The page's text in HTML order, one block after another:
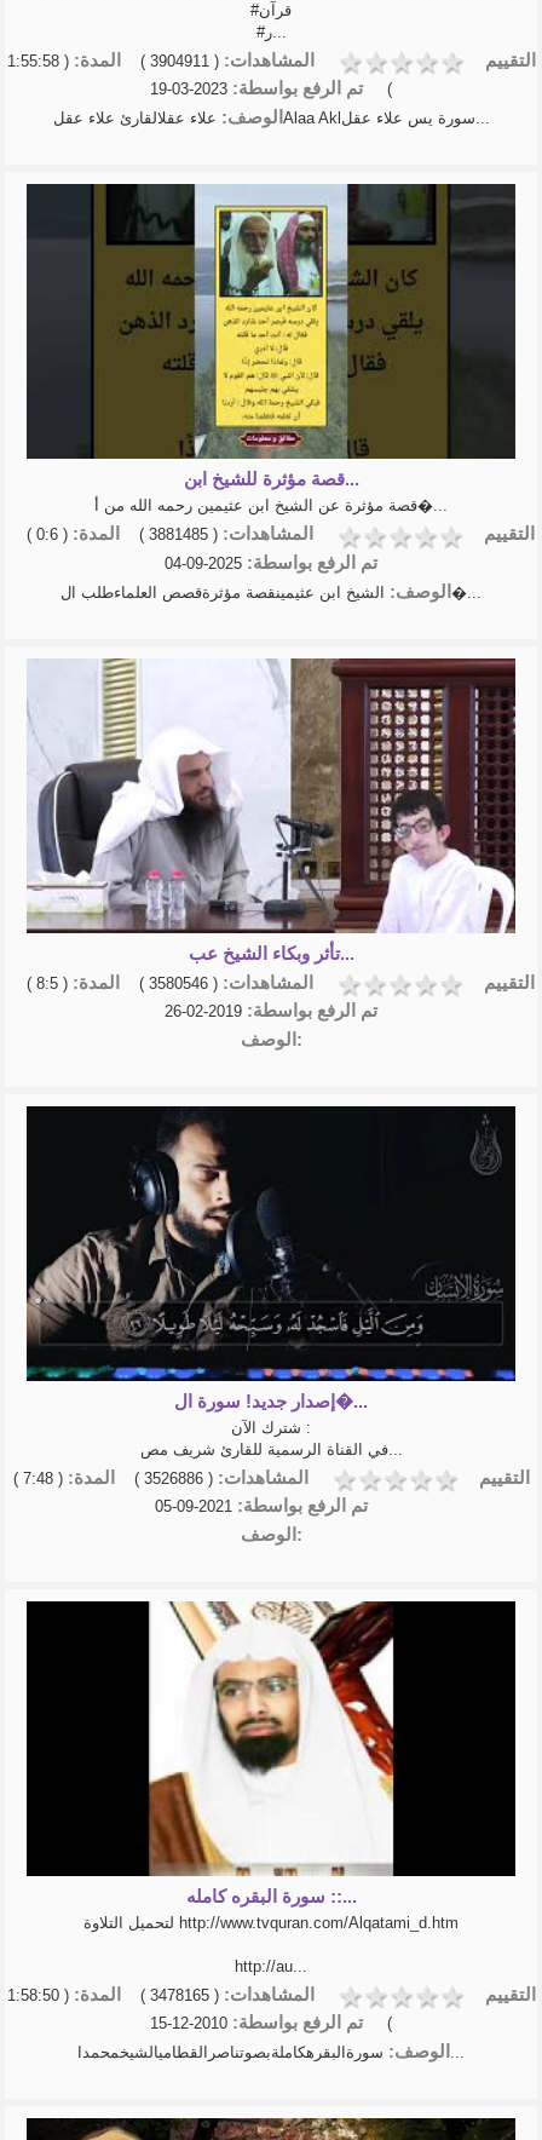
#قرآن
#ر...
التقييم المشاهدات: ( 3904911 ) المدة:
( 1:55:58
)تم الرفع بواسطة:
الوصف: علاء عقلالقارئ علاء عقلAlaa Aklسورة يس علاء عقل...
قصة مؤثرة للشيخ ابن...
قصة مؤثرة عن الشيخ ابن عثيمين رحمه الله من أ�...
التقييم المشاهدات: ( 3881485 ) المدة: ( 0:6 )
تم الرفع بواسطة:
الوصف: الشيخ ابن عثيمينقصة مؤثرةقصص العلماءطلب ال�...
تأثر وبكاء الشيخ عب...
التقييم
المشاهدات: ( 3580546 ) المدة: ( 8:5 )
تم الرفع بواسطة:
الوصف:
إصدار جديد! سورة ال�...
شترك الآن :
في القناة الرسمية للقارئ شريف مص...
التقييم المشاهدات: ( 3526886 ) المدة: ( 7:48 )
تم الرفع بواسطة:
الوصف:
سورة البقره كامله ::...
لتحميل التلاوة http://www.tvquran.com/Alqatami_d.htm
http://au...
التقييم المشاهدات: ( 3478165 ) المدة:
( 1:58:50
)تم الرفع بواسطة:
الوصف: سورةالبقرهكاملةبصوتناصرالقطاميالشيخمحمدا...